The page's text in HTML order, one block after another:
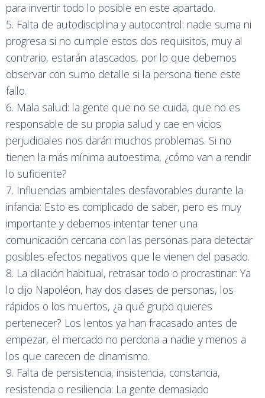
para invertir todo lo posible en este apartado.
5. Falta de autodisciplina y autocontrol: nadie suma ni
progresa si no cumple estos dos requisitos, muy al
contrario, estarán atascados, por lo que debemos
observar con sumo detalle si la persona tiene este
fallo.
6. Mala salud: la gente que no se cuida, que no es
responsable de su propia salud y cae en vicios
perjudiciales nos darán muchos problemas. Si no
tienen la más mínima autoestima, ¿cómo van a rendir
lo suficiente?
7. Influencias ambientales desfavorables durante la
infancia: Esto es complicado de saber, pero es muy
importante y debemos intentar tener una
comunicación cercana con las personas para detectar
posibles efectos negativos que le vienen del pasado.
8. La dilación habitual, retrasar todo o procrastinar: Ya
lo dijo Napoléon, hay dos clases de personas, los
rápidos o los muertos, ¿a qué grupo quieres
pertenecer? Los lentos ya han fracasado antes de
empezar, el mercado no perdona a nadie y menos a
los que carecen de dinamismo.
9. Falta de persistencia, insistencia, constancia,
resistencia o resiliencia: La gente demasiado